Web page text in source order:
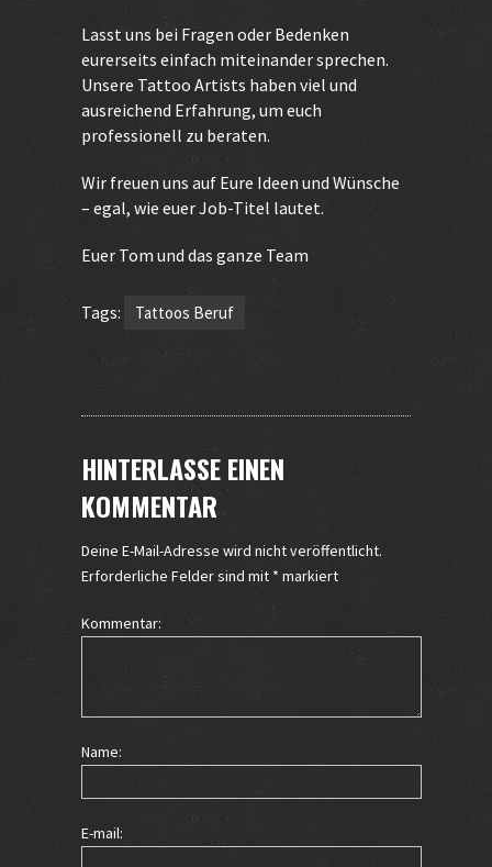
Lasst uns bei Fragen oder Bedenken
eurerseits einfach miteinander sprechen.
Unsere Tattoo Artists haben viel und
ausreichend Erfahrung, um euch
professionell zu beraten.
Wir freuen uns auf Eure Ideen und Wünsche
– egal, wie euer Job-Titel lautet.
Euer Tom und das ganze Team
Tags: Tattoos Beruf
HINTERLASSE EINEN
KOMMENTAR
Deine E-Mail-Adresse wird nicht veröffentlicht.
Erforderliche Felder sind mit * markiert
Kommentar:
Name:
E-mail: